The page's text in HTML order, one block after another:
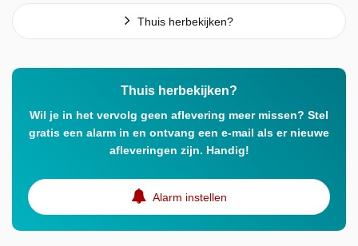
Thuis herbekijken?
Thuis herbekijken?
Wil je in het vervolg geen aflevering meer missen? Stel
gratis een alarm in en ontvang een e-mail als er nieuwe
afleveringen zijn. Handig!
Alarm instellen